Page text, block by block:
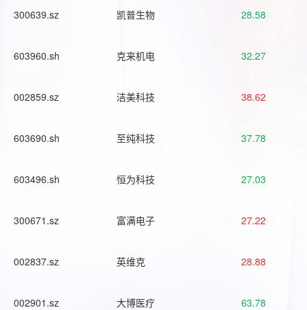
300639.sz 凯普生物 28.58
603960.sh 克来机电 32.27
002859.sz 洁美科技 38.62
603690.sh 至纯科技 37.78
603496.sh 恒为科技 27.03
300671.sz 富满电子 27.22
002837.sz 英维克 28.88
002901.sz 大博医疗 63.78